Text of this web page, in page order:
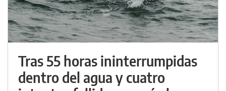
Tras 55 horas ininterrumpidas
dentro del agua y cuatro